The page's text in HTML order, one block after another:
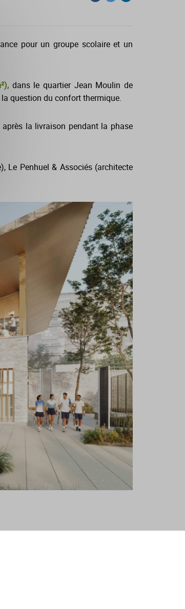
pour un groupe scolaire et un
dans le quartier Jean Moulin de
question du confort thermique.
la livraison pendant la phase
Le Penhuel & Associés (architecte